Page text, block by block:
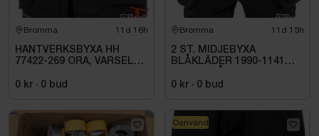
Bromma 11d 16h
HANTVERKSBYXA HH
77422-269 ORA, VARSEL
0 kr · 0 bud
Bromma 11d 15h
2 ST. MIDJEBYXA
BLÅKLÄDER 1990-1141
C44
0 kr · 0 bud
Oanvänd